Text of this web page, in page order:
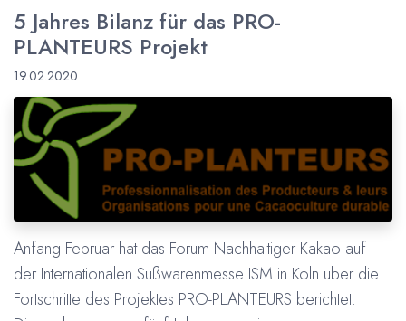
5 Jahres Bilanz für das PRO-
PLANTEURS Projekt
19.02.2020
Anfang Februar hat das Forum Nachhaltiger Kakao auf
der Internationalen Süßwarenmesse ISM in Köln über die
Fortschritte des Projektes PRO-PLANTEURS berichtet.